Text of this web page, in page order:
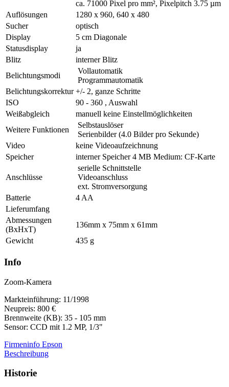
ca. 71000 Pixel pro mm², Pixelpitch 3.75 µm
Auflösungen
1280 x 960, 640 x 480
Sucher
optisch
Display
5 cm Diagonale
Statusdisplay
ja
Blitz
interner Blitz
Belichtungsmodi
Vollautomatik
Programmautomatik
Belichtungskorrektur +/- 2, ganze Schritte
ISO
90 - 360 , Auswahl
Weißabgleich
manuell keine Einstellmöglichkeiten
Weitere Funktionen
Selbstauslöser
Serienbilder (4.0 Bilder pro Sekunde)
Video
keine Videoaufzeichnung
Speicher
interner Speicher 4 MB Medium: CF-Karte
Anschlüsse
serielle Schnittstelle
Videoanschluss
ext. Stromversorgung
Batterie
4 AA
Lieferumfang
Abmessungen
(BxHxT)
136mm x 75mm x 61mm
Gewicht
435 g
Info
Zoom-Kamera
Markteinführung: 11/1998
Neupreis: 800 €
Brennweite (KB): 35 - 105 mm
Sensor: CCD mit 1.2 MP, 1/3"
Firmeninfo Epson
Beschreibung
Historie